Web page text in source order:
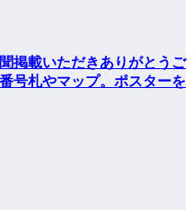
掲載いただきありがとうご
号札やマップ。ポスターを